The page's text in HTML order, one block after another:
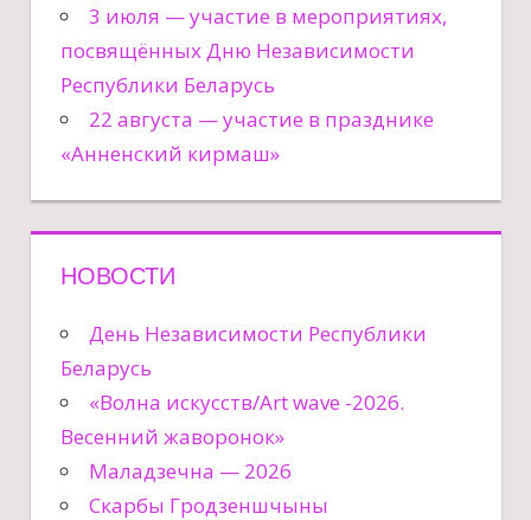
3 июля — участие в мероприятиях,
посвящённых Дню Независимости
Республики Беларусь
22 августа — участие в празднике
«Анненский кирмаш»
НОВОСТИ
День Независимости Республики
Беларусь
«Волна искусств/Art wave -2026.
Весенний жаворонок»
Маладзечна — 2026
Скарбы Гродзеншчыны